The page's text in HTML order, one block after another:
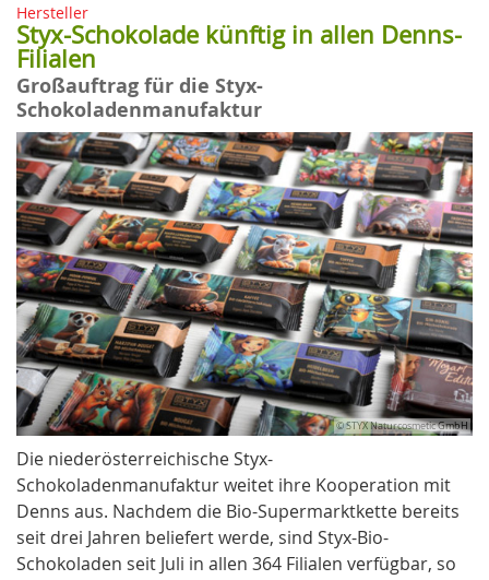
Hersteller
Styx-Schokolade künftig in allen Denns-
Filialen
Großauftrag für die Styx-
Schokoladenmanufaktur
© STYX Naturcosmetic GmbH
Die niederösterreichische Styx-
Schokoladenmanufaktur weitet ihre Kooperation mit
Denns aus. Nachdem die Bio-Supermarktkette bereits
seit drei Jahren beliefert werde, sind Styx-Bio-
Schokoladen seit Juli in allen 364 Filialen verfügbar, so